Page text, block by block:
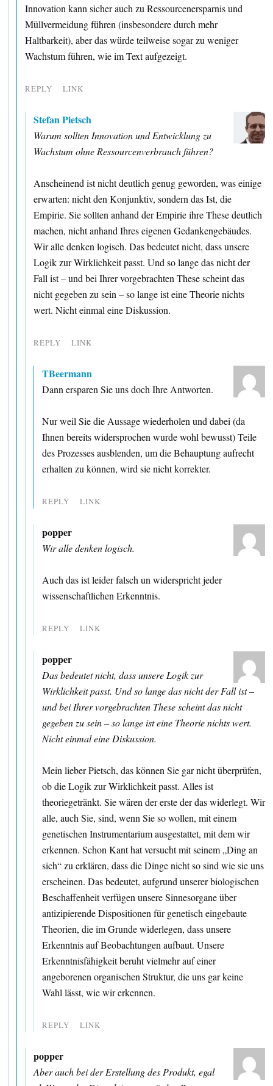
Innovation kann sicher auch zu Ressourcenersparnis und
Müllvermeidung führen (insbesondere durch mehr
Haltbarkeit), aber das würde teilweise sogar zu weniger
Wachstum führen, wie im Text aufgezeigt.
REPLY LINK
Stefan Pietsch
Warum sollten Innovation und Entwicklung zu
Wachstum ohne Ressourcenverbrauch führen?
Anscheinend ist nicht deutlich genug geworden, was einige
erwarten: nicht den Konjunktiv, sondern das Ist, die
Empirie. Sie sollten anhand der Empirie ihre These deutlich
machen, nicht anhand Ihres eigenen Gedankengebäudes.
Wir alle denken logisch. Das bedeutet nicht, dass unsere
Logik zur Wirklichkeit passt. Und so lange das nicht der
Fall ist – und bei Ihrer vorgebrachten These scheint das
nicht gegeben zu sein – so lange ist eine Theorie nichts
wert. Nicht einmal eine Diskussion.
REPLY LINK
TBeermann
Dann ersparen Sie uns doch Ihre Antworten.
Nur weil Sie die Aussage wiederholen und dabei (da
Ihnen bereits widersprochen wurde wohl bewusst) Teile
des Prozesses ausblenden, um die Behauptung aufrecht
erhalten zu können, wird sie nicht korrekter.
REPLY LINK
popper
Wir alle denken logisch.
Auch das ist leider falsch un widerspricht jeder
wissenschaftlichen Erkenntnis.
REPLY LINK
popper
Das bedeutet nicht, dass unsere Logik zur
Wirklichkeit passt. Und so lange das nicht der Fall ist –
und bei Ihrer vorgebrachten These scheint das nicht
gegeben zu sein – so lange ist eine Theorie nichts wert.
Nicht einmal eine Diskussion.
Mein lieber Pietsch, das können Sie gar nicht überprüfen,
ob die Logik zur Wirklichkeit passt. Alles ist
theoriegetränkt. Sie wären der erste der das widerlegt. Wir
alle, auch Sie, sind, wenn Sie so wollen, mit einem
genetischen Instrumentarium ausgestattet, mit dem wir
erkennen. Schon Kant hat versucht mit seinem „Ding an
sich“ zu erklären, dass die Dinge nicht so sind wie sie uns
erscheinen. Das bedeutet, aufgrund unserer biologischen
Beschaffenheit verfügen unsere Sinnesorgane über
antizipierende Dispositionen für genetisch eingebaute
Theorien, die im Grunde widerlegen, dass unsere
Erkenntnis auf Beobachtungen aufbaut. Unsere
Erkenntnisfähigkeit beruht vielmehr auf einer
angeborenen organischen Struktur, die uns gar keine
Wahl lässt, wie wir erkennen.
REPLY LINK
popper
Aber auch bei der Erstellung des Produkt, egal